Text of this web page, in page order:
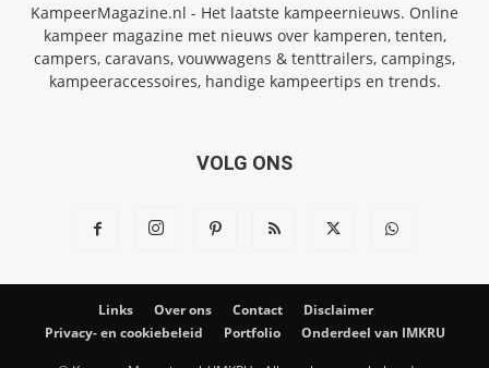
KampeerMagazine.nl - Het laatste kampeernieuws. Online
kampeer magazine met nieuws over kamperen, tenten,
campers, caravans, vouwwagens & tenttrailers, campings,
kampeeraccessoires, handige kampeertips en trends.
VOLG ONS
Links Over ons Contact
Disclaimer
Privacy- en cookiebeleid
Portfolio Onderdeel van IMKRU